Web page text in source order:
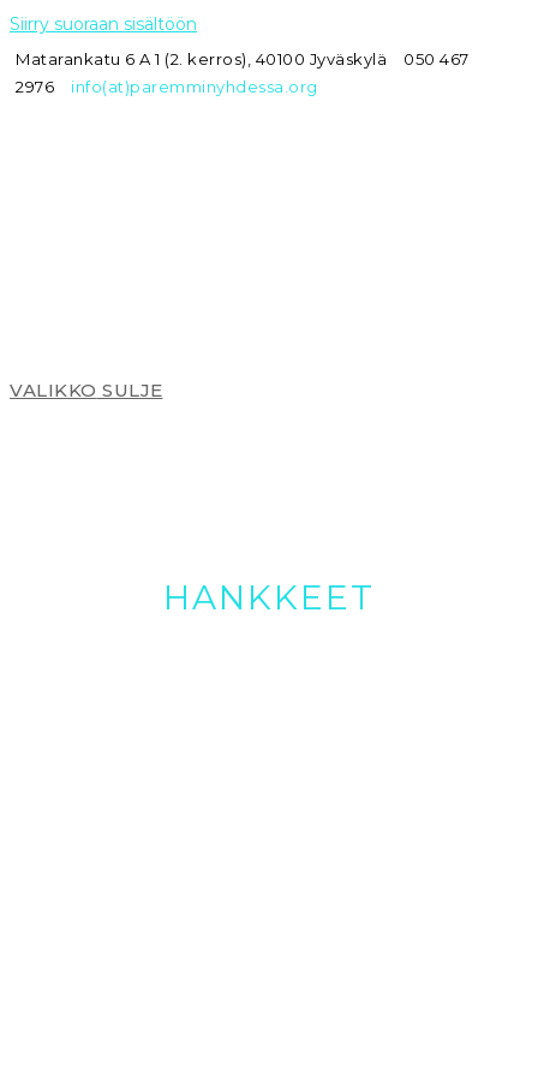
Siirry suoraan sisältöön
Matarankatu 6 A 1 (2. kerros), 40100 Jyväskylä
050 467
2976
info(at)paremminyhdessa.org
VALIKKO SULJE
HANKKEET